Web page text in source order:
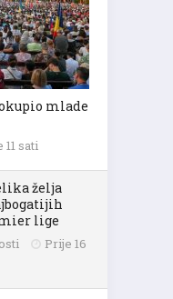
mlade
11 sati
želja
lige
Prije 16